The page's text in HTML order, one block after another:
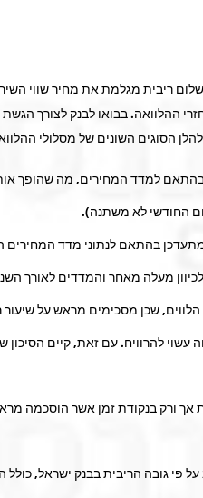
ריבית מגלמת את מחיר שווי
ההלוואה. בבואו לבנק לצורך
הסוגים השונים של מסלולי
בהתאם למדד המחירים, מה שהופך
החודשי לא משתנה).
בהתאם לנתוני מדד
מעלה מאחר והמדדים לאורך
שכן מסכימים מראש על שיעור
עשוי להרוויח. עם זאת, קיים
ורק בנקודת זמן אשר הוסכמה
פי גובה הריבית בבנק ישראל, כולל